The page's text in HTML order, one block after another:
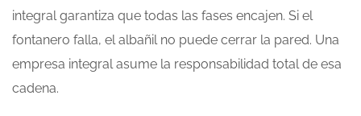
integral garantiza que todas las fases encajen. Si el
fontanero falla, el albañil no puede cerrar la pared. Una
empresa integral asume la responsabilidad total de esa
cadena.